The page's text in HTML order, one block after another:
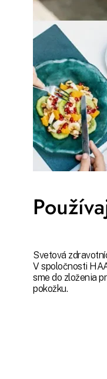
Svetová
V spoločnosti
sme do zloženia
pokožku.